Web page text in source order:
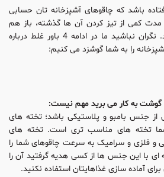
باشد که چاقوهای آشپزخانه تان حسابی
کمی از تیز کردن آن ها گذشته، باز هم
کارآیی لازم را نداشته باشند. نگران نباشید ما در ادامه 4 باور غلط درباره
را به شما گوشزد می کنیم:
گوشت به کار می برید مهم نیست:
از جنس بامبو و پلاستیکی باشد؛ تخته های
شما تخته های مناسب تری است. تخته های
و فلزی و سرامیک به سرعت چاقوهای شما را
با این جنس ها از کسی هدیه گرفتید آن را
برای آماده سازی غذاهایتان استفاده نکنید.